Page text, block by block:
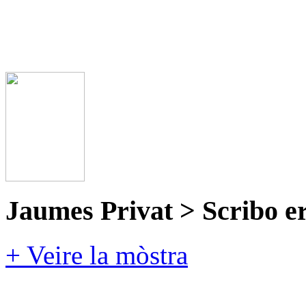
Jaumes Privat > Scribo
+ Veire la mòstra